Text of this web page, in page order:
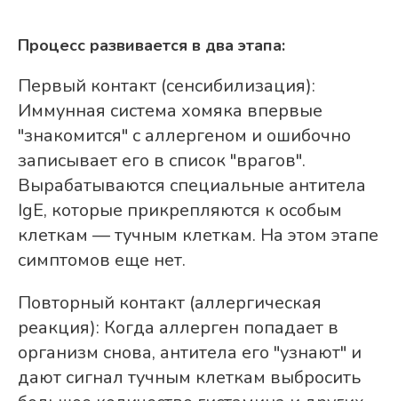
Процесс развивается в два этапа:
Первый контакт (сенсибилизация):
Иммунная система хомяка впервые
"знакомится" с аллергеном и ошибочно
записывает его в список "врагов".
Вырабатываются специальные антитела
IgE, которые прикрепляются к особым
клеткам — тучным клеткам. На этом этапе
симптомов еще нет.
Повторный контакт (аллергическая
реакция): Когда аллерген попадает в
организм снова, антитела его "узнают" и
дают сигнал тучным клеткам выбросить